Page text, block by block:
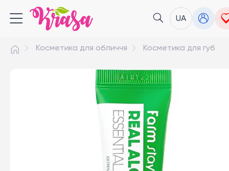
UA
Косметика для обличчя Косметика для губ